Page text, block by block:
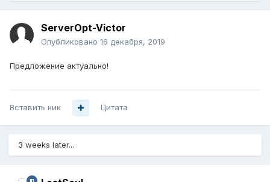
ServerOpt-Victor
Опубликовано 16 декабря, 2019
Предложение актуально!
Вставить ник Цитата
3 weeks later...